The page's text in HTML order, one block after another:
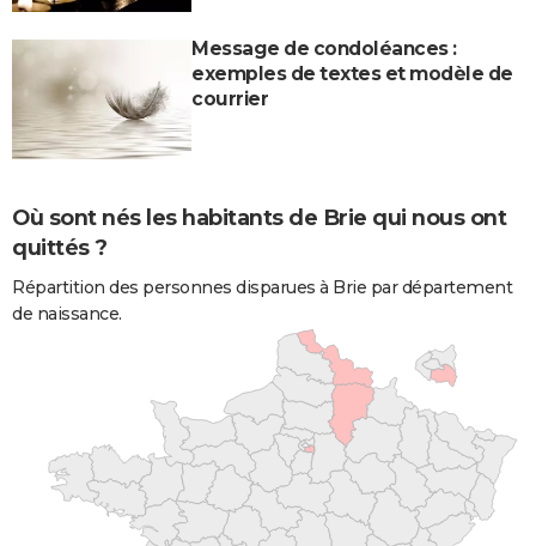
Message de condoléances :
exemples de textes et modèle de
courrier
Où sont nés les habitants de Brie qui nous ont
quittés ?
Répartition des personnes disparues à Brie par département
de naissance.